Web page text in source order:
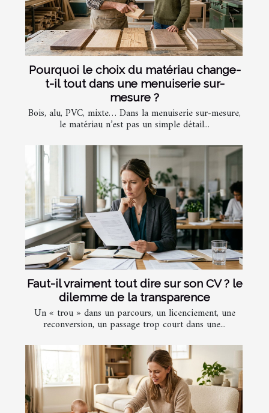
Pourquoi le choix du matériau change-
t-il tout dans une menuiserie sur-
mesure ?
Bois, alu, PVC, mixte… Dans la menuiserie sur-mesure,
le matériau n’est pas un simple détail...
Faut-il vraiment tout dire sur son CV ? le
dilemme de la transparence
Un « trou » dans un parcours, un licenciement, une
reconversion, un passage trop court dans une...